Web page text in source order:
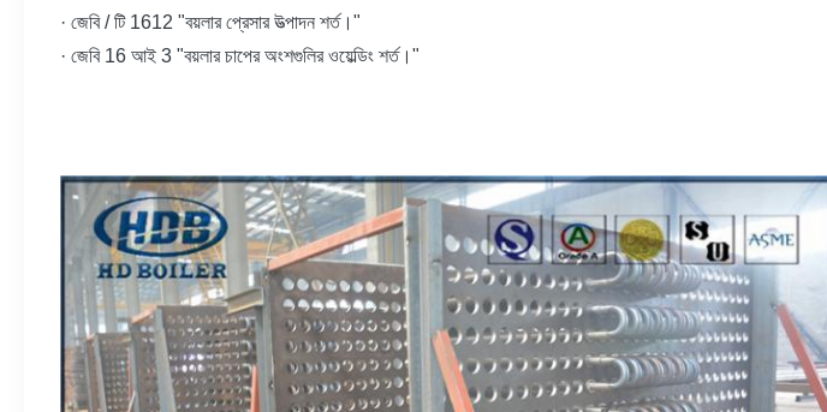
· জেবি / টি 1612 "বয়লার প্রেসার উত্পাদন শর্ত।"
· জেবি 16 আই 3 "বয়লার চাপের অংশগুলির ওয়েল্ডিং শর্ত।"